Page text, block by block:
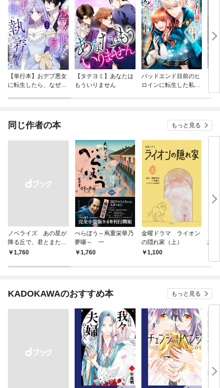
【単行本】おデブ悪女
に転生したら、なぜか
【タテヨミ】あなたは
もういりません
バッドエンド目前のヒ
ロインに転生した私、
同じ作者の本 もっと見る
ノベライズ あの星が
降る丘で、君とまた出
会いたい。
￥1,760
べらぼう～蔦重栄華乃
夢噺～ 一
1,760
金曜ドラマ ライオン
の隠れ家（上）
1,100
説
KADOKAWAのおすすめ本 もっと見る